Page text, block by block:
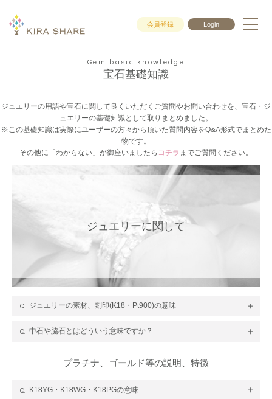
会員登録 Login
Gem basic knowledge
宝石基礎知識
ジュエリーの用語や宝石に関して良くいただくご質問やお問い合わせを、宝石・ジ
ュエリーの基礎知識として取りまとめました。
※この基礎知識は実際にユーザーの方々から頂いた質問内容をQ&A形式でまとめた
物です。
その他に「わからない」が御座いましたら コチラ までご質問ください。
ジュエリーに関して
ジュエリーの素材、刻印(K18・Pt900)の意味
中石や脇石とはどういう意味ですか？
プラチナ、ゴールド等の説明、特徴
K18YG・K18WG・K18PGの意味